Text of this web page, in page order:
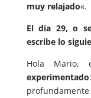
muy relajado«.
El día 29, o
escribe lo
Hola Mario,
experimentado